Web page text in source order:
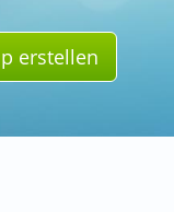
erstellen